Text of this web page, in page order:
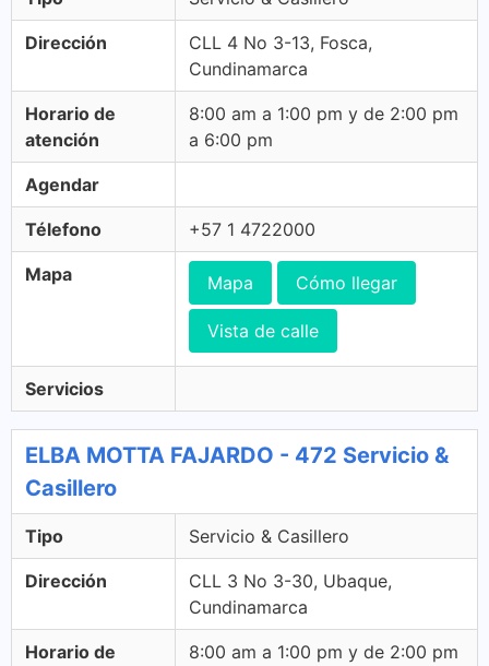
Dirección
CLL 4 No 3-13, Fosca,
Cundinamarca
Horario de
atención
8:00 am a 1:00 pm y de 2:00 pm
a 6:00 pm
Agendar
Télefono +57 1 4722000
Mapa Mapa Cómo llegar
Vista de calle
Servicios
ELBA MOTTA FAJARDO - 472 Servicio &
Casillero
Tipo Servicio & Casillero
Dirección
CLL 3 No 3-30, Ubaque,
Cundinamarca
Horario de
8:00 am a 1:00 pm y de 2:00 pm